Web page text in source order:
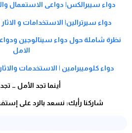
دواء سيبرالكس| دواعى الاستعمال
دواء سيرترالين| الاستخدامات و
نظرة شاملة حول دواء سيتالوجين
الامل
دواء كلوميبرامين | الاستخدمات
أينما تجد الأمل … تجد
شاركنا رأيك: نسعد بالرد على